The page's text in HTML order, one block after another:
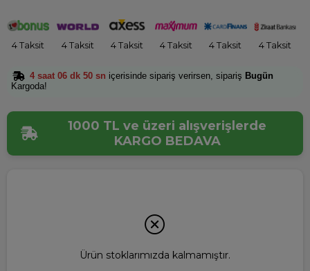
4 Taksit 4 Taksit 4 Taksit 4 Taksit 4 Taksit 4 Taksit
4 saat 06 dk 49 sn içerisinde sipariş verirsen, sipariş Bugün
Kargoda!
1000 TL ve üzeri alışverişlerde
KARGO BEDAVA
Ürün stoklarımızda kalmamıştır.